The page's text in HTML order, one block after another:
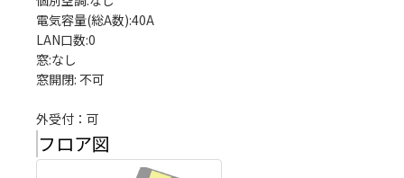
電気容量(総A数):40A
LAN口数:0
窓:なし
窓開閉: 不可
外受付：可
フロア図